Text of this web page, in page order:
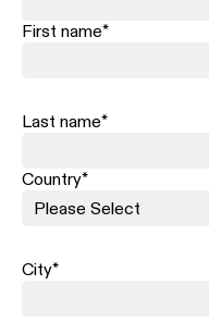
First name*
Last name*
Country*
City*